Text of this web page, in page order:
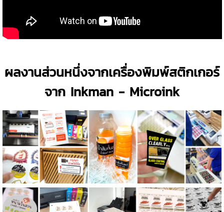
ผลงานส่วนหนึ่งจากเครื่องพิมพ์สติกเกอร์
จาก Inkman - Microink